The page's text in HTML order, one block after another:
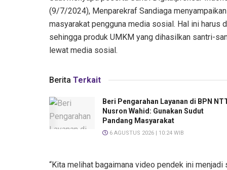
(9/7/2024), Menparekraf Sandiaga
masyarakat pengguna media sosial. Hal ini harus
sehingga produk UMKM yang dihasilkan santri-
lewat media sosial.
Berita Terkait
Beri Pengarahan Layanan di BPN
Nusron Wahid: Gunakan Sudut
Pandang Masyarakat
6 AGUSTUS 2026 | 10:24 WIB
“Kita melihat bagaimana video pendek ini